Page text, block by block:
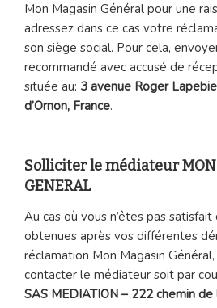
Mon Magasin Général pour une
adressez dans ce cas votre
son siège social. Pour cela,
recommandé avec accusé de
située au: 3 avenue Roger
d’Ornon, France.
Solliciter le médiateur MON
GENERAL
Au cas où vous n’êtes pas
obtenues après vos différentes
réclamation Mon Magasin Général,
contacter le médiateur soit par
SAS MEDIATION – 222 chemin